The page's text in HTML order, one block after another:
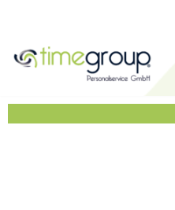
Inhalt